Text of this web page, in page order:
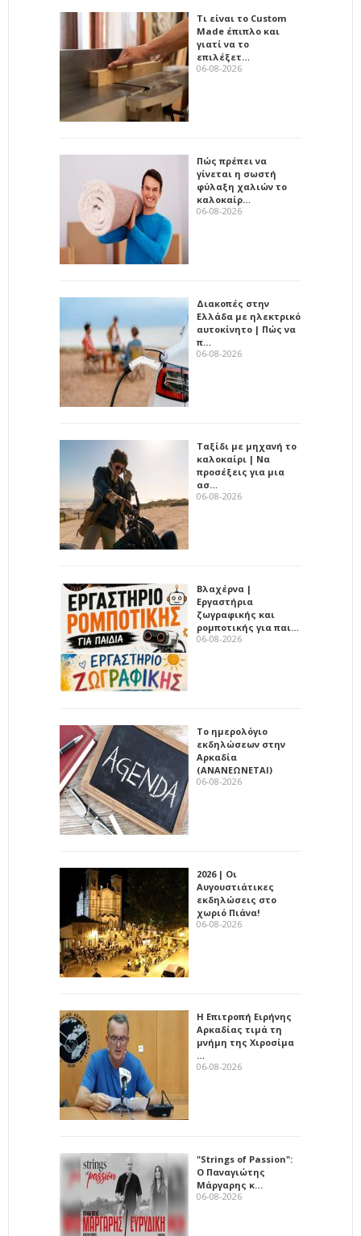
Τι είναι το Custom
Made έπιπλο και
γιατί να το
επιλέξετ…
06-08-2026
Πώς πρέπει να
γίνεται η σωστή
φύλαξη χαλιών το
καλοκαίρ…
06-08-2026
Διακοπές στην
Ελλάδα με ηλεκτρικό
αυτοκίνητο | Πώς να
π…
06-08-2026
Ταξίδι με μηχανή το
καλοκαίρι | Να
προσέξεις για μια
ασ…
06-08-2026
Βλαχέρνα |
Εργαστήρια
ζωγραφικής και
ρομποτικής για παι…
06-08-2026
Το ημερολόγιο
εκδηλώσεων στην
Αρκαδία
(ΑΝΑΝΕΩΝΕΤΑΙ)
06-08-2026
2026 | Οι
Αυγουστιάτικες
εκδηλώσεις στο
χωριό Πιάνα!
06-08-2026
Η Επιτροπή Ειρήνης
Αρκαδίας τιμά τη
μνήμη της Χιροσίμα
…
06-08-2026
"Strings of Passion":
Ο Παναγιώτης
Μάργαρης κ…
06-08-2026